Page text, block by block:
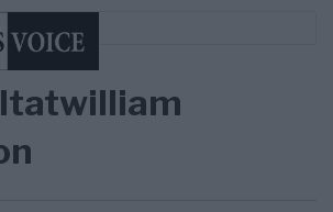
william